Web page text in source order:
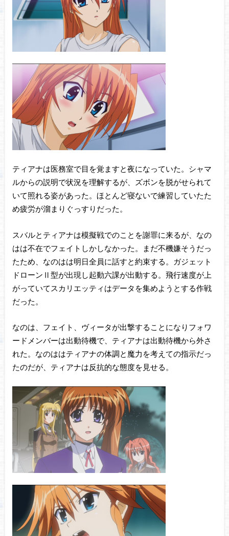
ティアナは医務室で目を覚ますと夜になっていた。シャマ
ルからの説明で状況を理解するが、ズボンを脱がせられて
いて照れる姿があった。ほとんど寝ないで練習していたた
め疲労が溜まりぐっすりだった。
スバルとティアナは模擬戦でのことを謝罪に来るが、なの
はは不在でフェイトしかしなかった。まだ不機嫌そうだっ
たため、なのはは明日全員に話すと約束する。ガジェット
ドローンⅡ型が出現し起動六課が出動する。飛行速度が上
がっていてスカリエッティはデータを集めようとする作戦
だった。
なのは、フェイト、ヴィータが出撃することになりフォワ
ードメンバーは出動待機で、ティアナは出動待機から外さ
れた。なのははティアナの体調と魔力を考えての指示だっ
たのだが、ティアナは反抗的な態度を見せる。